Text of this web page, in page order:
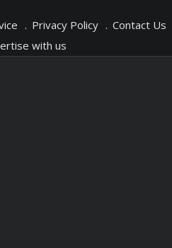
Privacy Policy
Contact Us
with us